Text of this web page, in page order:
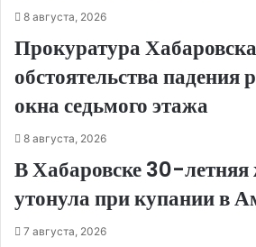
8 августа, 2026
Прокуратура
обстоятельства падения
окна седьмого этажа
8 августа, 2026
В Хабаровске 30-
утонула при купании в
7 августа, 2026